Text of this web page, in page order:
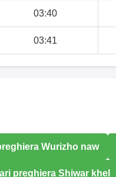
03:40
03:41
Wurizho naw
preghiera Shiwar khel